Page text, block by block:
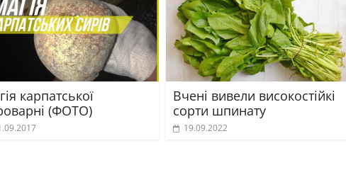
карпатської
(ФОТО)
Вчені вивели високостійкі
сорти шпинату
19.09.2022